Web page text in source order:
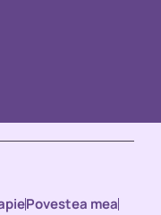
Povestea mea